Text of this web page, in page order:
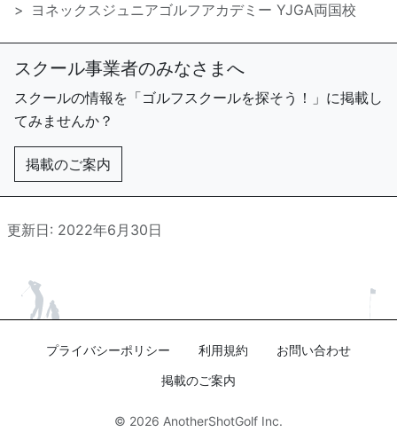
ヨネックスジュニアゴルフアカデミー YJGA両国校
スクール事業者のみなさまへ
スクールの情報を「ゴルフスクールを探そう！」に掲載し
てみませんか？
掲載のご案内
更新日: 2022年6月30日
プライバシーポリシー 利用規約
お問い合わせ
掲載のご案内
© 2026 AnotherShotGolf Inc.